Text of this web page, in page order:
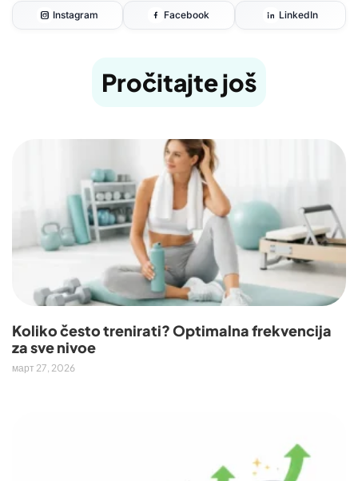
Instagram Facebook LinkedIn
Pročitajte još
Koliko često trenirati? Optimalna frekvencija
za sve nivoe
март 27, 2026